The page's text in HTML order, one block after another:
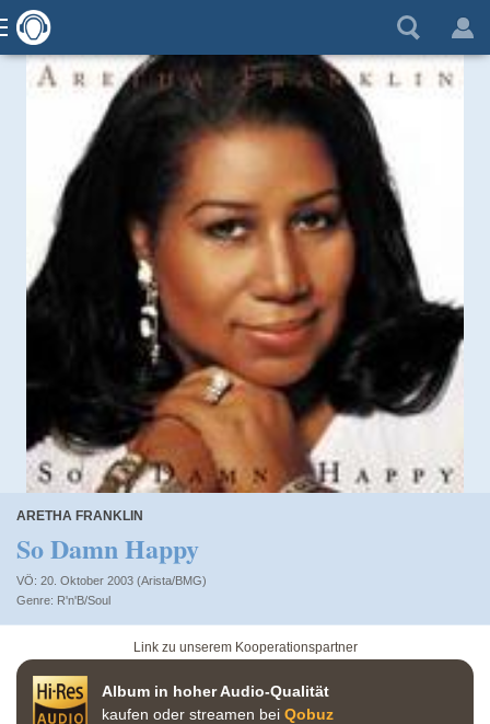
ARETHA FRANKLIN
So Damn Happy
VÖ: 20. Oktober 2003 (Arista/BMG)
R'n'B/Soul
Link zu unserem Kooperationspartner
Album in hoher Audio-Qualität
kaufen oder streamen bei Qobuz